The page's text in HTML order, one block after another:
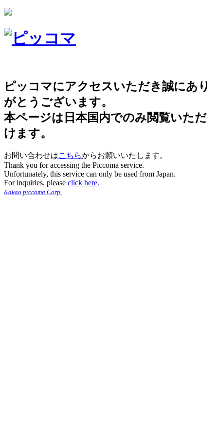
ピッコマにアクセスいただき誠にあり
がとうございます。
本ページは日本国内でのみ閲覧いただ
けます。
お問い合わせはこちらからお願いいたします。
Thank you for accessing the Piccoma service.
Unfortunately, this service can only be used from Japan.
For inquiries, please click here.
Kakao piccoma Corp.